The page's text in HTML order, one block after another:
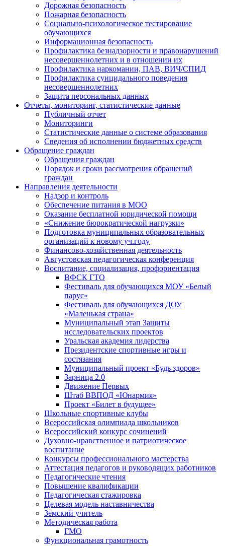
Дорожная безопасность
Пожарная безопасность
Социально-психологическое тестирование
обучающихся
Информационная безопасность
Профилактика безнадзорности и правонарушений
несовершеннолетних и в отношении их
Профилактика наркомании, ПАВ, ВИЧ/СПИД
Профилактика суицидального поведения
несовершеннолетних
Защита персональных данных
Отчеты, мониторинг, статистические данные
Публичный отчет
Мониторинги
Статистические данные о системе образования
Сведения об исполнении бюджетных средств
Обращение граждан
Обращения граждан
Порядок и сроки рассмотрения обращений
граждан
Направления деятельности
Надзор и контроль
Обеспечение питания в МОО
Оказание бесплатной юридической помощи
«Снижение бюрократической нагрузки»
Подготовка муниципальных образовательных
организаций к новому уч.году
Финансово-хозяйственная деятельность
Августовская педагогическая конференция
Воспитание, социализация, профориентация
ВФСК ГТО
Фестиваль для обучающихся МОУ «Белый
парус»
Фестиваль для обучающихся ДОУ
«Маленькая страна»
Муниципальный этап Защиты
исследовательских проектов
Уральская академия лидерства
Президентские спортивные игры и
состязания
Муниципальный проект «Будь здоров»
Зарница 2.0
Движение Первых
Штаб ВВПОД «Юнармия»
Проект «Билет в будущее»
Школьные спортивные клубы
Всероссийская олимпиада школьников
Всероссийский конкурс сочинений
Духовно-нравственное и патриотическое
воспитание
Конкурсы профессионального мастерства
Аттестация педагогов и руководящих работников
Педагогические чтения
Повышение квалификации
Педагогическая стажировка
Целевая модель наставничества
Земский учитель
Методическая работа
ГМО
Функциональная грамотность